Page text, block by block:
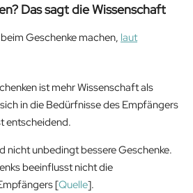
Das sagt die Wissenschaft
Geschenke machen, laut
ist mehr Wissenschaft als
in die Bedürfnisse des Empfängers
entscheidend.
nicht unbedingt bessere Geschenke.
beeinflusst nicht die
[Quelle].